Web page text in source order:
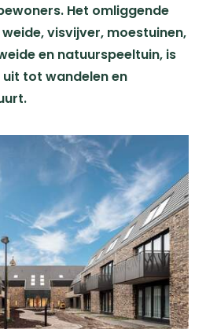
Het omliggende
visvijver, moestuinen,
en natuurspeeltuin, is
tot wandelen en